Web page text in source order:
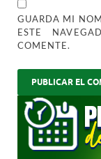
GUARDA MI
ESTE
COMENTE.